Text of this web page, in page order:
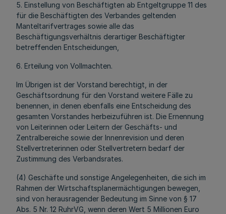
5. Einstellung von Beschäftigten ab Entgeltgruppe 11 des
für die Beschäftigten des Verbandes geltenden
Manteltarifvertrages sowie alle das
Beschäftigungsverhältnis derartiger Beschäftigter
betreffenden Entscheidungen,
6. Erteilung von Vollmachten.
Im Übrigen ist der Vorstand berechtigt, in der
Geschäftsordnung für den Vorstand weitere Fälle zu
benennen, in denen ebenfalls eine Entscheidung des
gesamten Vorstandes herbeizuführen ist. Die Ernennung
von Leiterinnen oder Leitern der Geschäfts- und
Zentralbereiche sowie der Innenrevision und deren
Stellvertreterinnen oder Stellvertretern bedarf der
Zustimmung des Verbandsrates.
(4) Geschäfte und sonstige Angelegenheiten, die sich im
Rahmen der Wirtschaftsplanermächtigungen bewegen,
sind von herausragender Bedeutung im Sinne von § 17
Abs. 5 Nr. 12 RuhrVG, wenn deren Wert 5 Millionen Euro